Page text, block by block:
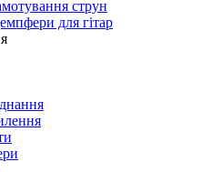
струн
для гітар